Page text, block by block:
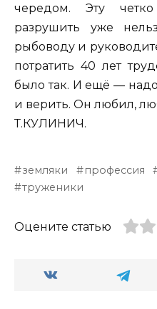
чередом. Эту
разрушить уже
рыбоводу и
потратить 40 лет
было так. И ещё —
и верить. Он любил,
Т.КУЛИНИЧ.
земляки профессия
труженики
Оцените статью